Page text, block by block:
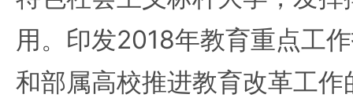
用。印发2018年教育重点工
和部属高校推进教育改革工